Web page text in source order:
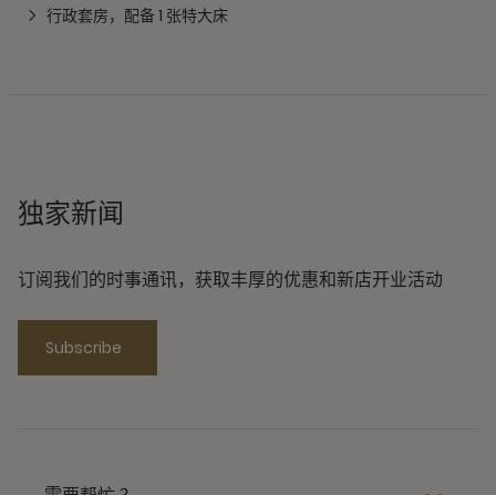
行政套房，配备 1 张特大床
独家新闻
订阅我们的时事通讯，获取丰厚的优惠和新店开业活动
Subscribe